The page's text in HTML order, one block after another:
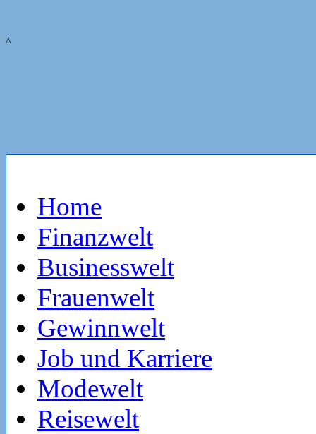
^
Home
Finanzwelt
Businesswelt
Frauenwelt
Gewinnwelt
Job und Karriere
Modewelt
Reisewelt